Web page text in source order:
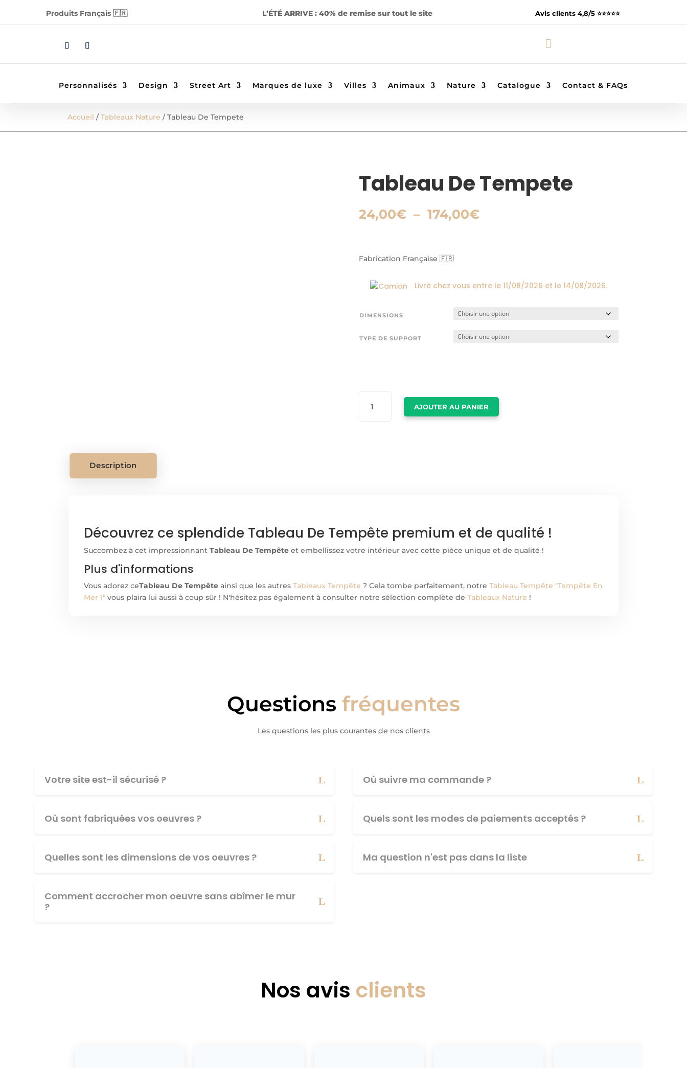
Produits Français 🇫🇷 L’ÉTÉ ARRIVE : 40% de remise sur tout le site Avis clients 4,8/5 ⭐️⭐️⭐️⭐️⭐️

Personnalisés Design Street Art Marques de luxe Villes Animaux Nature Catalogue Contact & FAQs
Accueil /Tableaux Nature / Tableau De Tempete
Tableau De Tempete
24,00€ – 174,00€Plage
Fabrication Française 🇫🇷
Livré chez vous entre le 11/08/2026 et le 14/08/2026.
DIMENSIONS
TYPE DE SUPPORT
AJOUTER AU PANIER
Description
Découvrez ce splendide Tableau De Tempête premium et de qualité !
Succombez à cet impressionnantTableau De Tempête et embellissez votre intérieur avec cette pièce unique et de qualité !
Plus d'informations
Vous adorez ceTableau De Tempête ainsi que les autresTableaux Tempête ? Cela tombe parfaitement, notreTableau Tempête "Tempête En
Mer 1" vous plaira lui aussi à coup sûr ! N'hésitez pas également à consulter notre sélection complète deTableaux Nature !
Questions fréquentes
Les questions les plus courantes de nos clients
Votre site est-il sécurisé ?
Où sont fabriquées vos oeuvres ?
Quelles sont les dimensions de vos oeuvres ?
Comment accrocher mon oeuvre sans abîmer le mur
?
Où suivre ma commande ?
Quels sont les modes de paiements acceptés ?
Ma question n'est pas dans la liste
Nos avis clients